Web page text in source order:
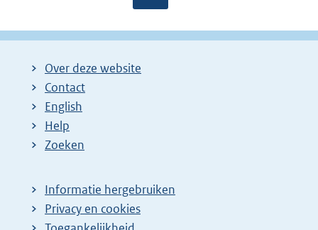
g
g
l
Over deze website
Contact
English
Help
Zoeken
Informatie hergebruiken
Privacy en cookies